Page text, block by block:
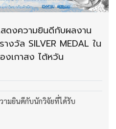
ดงความยินดีกับผลงาน
งวัล SILVER MEDAL ใน
งเกาสง ไต้หวัน
มยินดีกับนักวิจัยที่ได้รับ